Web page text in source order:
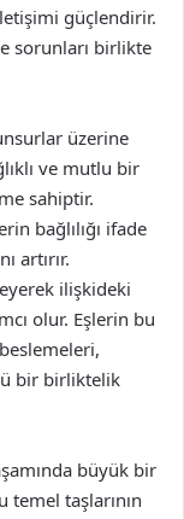
güçlendirir.
sorunları birlikte
üzerine
ve mutlu bir
sahiptir.
bağlılığı ifade
artırır.
ilişkideki
olur. Eşlerin bu
bir birliktelik
büyük bir
taşlarının